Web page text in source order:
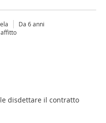
Da 6 anni
disdettare il contratto